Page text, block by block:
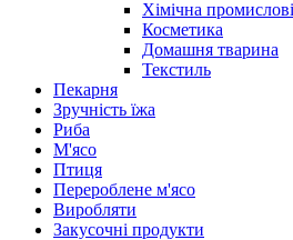
Хімічна
Косметика
Домашня тварина
Текстиль
Пекарня
Зручність їжа
Риба
М'ясо
Птиця
Перероблене м'ясо
Виробляти
Закусочні продукти